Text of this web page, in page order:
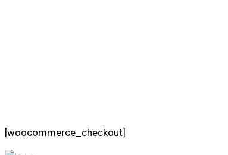
[woocommerce_checkout]